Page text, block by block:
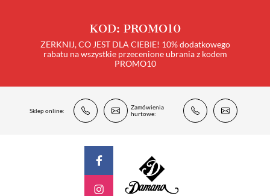
KOD: PROMO10
ZERKNIJ, CO JEST DLA CIEBIE! 10% dodatkowego
rabatu na wszystkie przecenione ubrania z kodem
PROMO10
Sklep online:
Zamówienia
hurtowe: